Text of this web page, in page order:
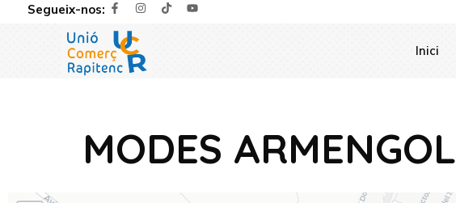
Segueix-nos:
Inici
MODES ARMENGOL